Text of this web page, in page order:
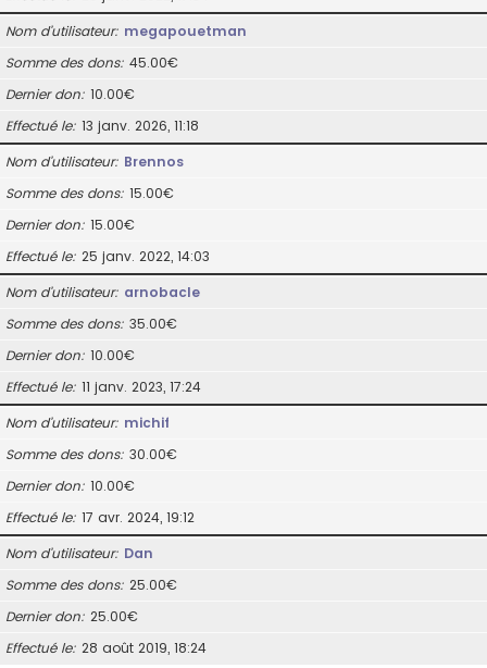
Nom d’utilisateur megapouetman
Somme des dons 45.00€
Dernier don 10.00€
Effectué le 13 janv. 2026, 11:18
Nom d’utilisateur Brennos
Somme des dons 15.00€
Dernier don 15.00€
Effectué le 25 janv. 2022, 14:03
Nom d’utilisateur arnobacle
Somme des dons 35.00€
Dernier don 10.00€
Effectué le 11 janv. 2023, 17:24
Nom d’utilisateur michif
Somme des dons 30.00€
Dernier don 10.00€
Effectué le 17 avr. 2024, 19:12
Nom d’utilisateur Dan
Somme des dons 25.00€
Dernier don 25.00€
Effectué le 28 août 2019, 18:24